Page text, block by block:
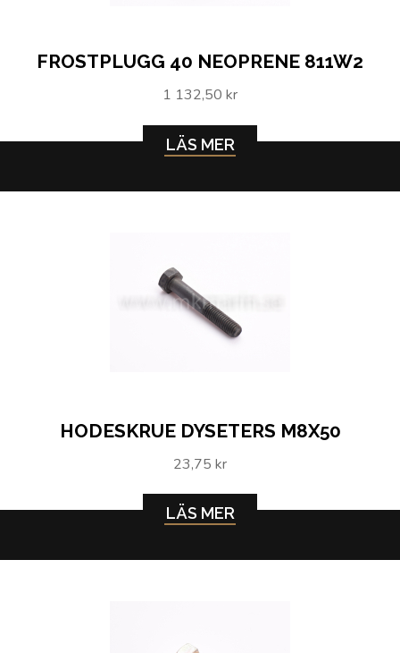
FROSTPLUGG 40 NEOPRENE 811W2
1 132,50 kr
LÄS MER
HODESKRUE DYSETERS M8X50
23,75 kr
LÄS MER